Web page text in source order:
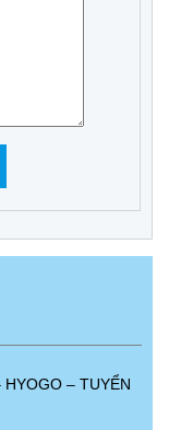
– TUYỂN